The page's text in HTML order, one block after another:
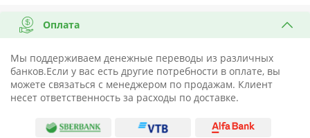
Оплата
Мы поддерживаем денежные переводы из различных
банков.Если у вас есть другие потребности в оплате, вы
можете связаться с менеджером по продажам. Клиент
несет ответственность за расходы по доставке.